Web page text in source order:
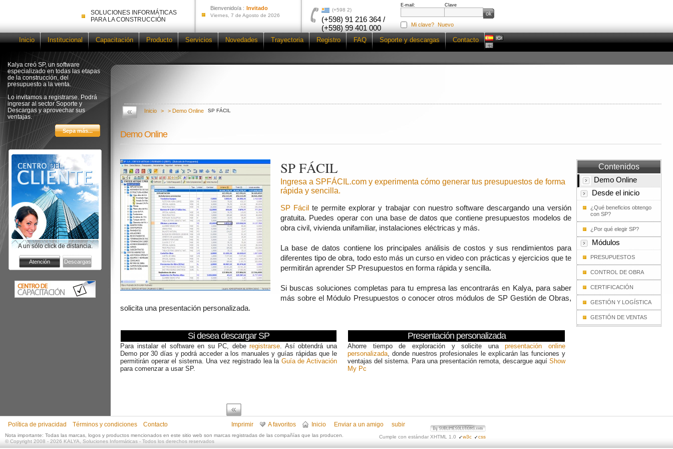
E-mail: Clave
Mi clave? Nuevo
SOLUCIONES INFORMÁTICAS
PARA LA CONSTRUCCIÓN
Viernes, 7 de Agosto de 2026
(+598 2)
(+598) 91 216 364 /
(+598) 99 401 000
Bienvenido/a : Invitado
Inicio Institucional Capacitación Producto Servicios Novedades Trayectoria Registro FAQ Soporte y descargas Contacto
Kalya creó SP, un software
especializado en todas las etapas
de la construcción, del
presupuesto a la venta.
Lo invitamos a registrarse. Podrá
ingresar al sector Soporte y
Descargas y aprovechar sus
ventajas.
A un sólo click de distancia.
Inicio > > Demo Online SP FÁCIL
Demo Online
SP FÁCIL
Ingresa a SPFÁCIL.com y experimenta cómo generar tus presupuestos de forma
rápida y sencilla.
SP Fácil te permite explorar y trabajar con nuestro software descargando una versión
gratuita. Puedes operar con una base de datos que contiene presupuestos modelos de
obra civil, vivienda unifamiliar, instalaciones eléctricas y más.
La base de datos contiene los principales análisis de costos y sus rendimientos para
diferentes tipo de obra, todo esto más un curso en video con prácticas y ejercicios que te
permitirán aprender SP Presupuestos en forma rápida y sencilla.
Si buscas soluciones completas para tu empresa las encontrarás en Kalya, para saber
más sobre el Módulo Presupuestos o conocer otros módulos de SP Gestión de Obras,
solicita una presentación personalizada.
Si desea descargar SP
Para instalar el software en su PC, deberegistrarse. Así obtendrá una
Demo por 30 días y podrá acceder a los manuales y guías rápidas que le
permitirán operar el sistema. Una vez registrado lea la Guía de Activación
para comenzar a usar SP.
Presentación personalizada
Ahorre tiempo de exploración y solicite unapresentación online
personalizada, donde nuestros profesionales le explicarán las funciones y
ventajas del sistema. Para una presentación remota, descargue aquí Show
My Pc
Contenidos
Demo Online
Desde el inicio
¿Qué beneficios obtengo
con SP?
¿Por qué elegir SP?
Módulos
PRESUPUESTOS
CONTROL DE OBRA
CERTIFICACIÓN
GESTIÓN Y LOGÍSTICA
GESTIÓN DE VENTAS
Política de privacidad Términos y condiciones Contacto Imprimir A favoritos Inicio Enviar a un amigo subir
Nota importante: Todas las marcas, logos y productos mencionados en este sitio web son marcas registradas de las compañías que las producen.
©Copyright 2008 - 2026 KALYA, Soluciones Informáticas- Todos los derechos reservados
SUBLIMESOLUTIONS
Cumple con estándar XHTML 1.0 w3c css